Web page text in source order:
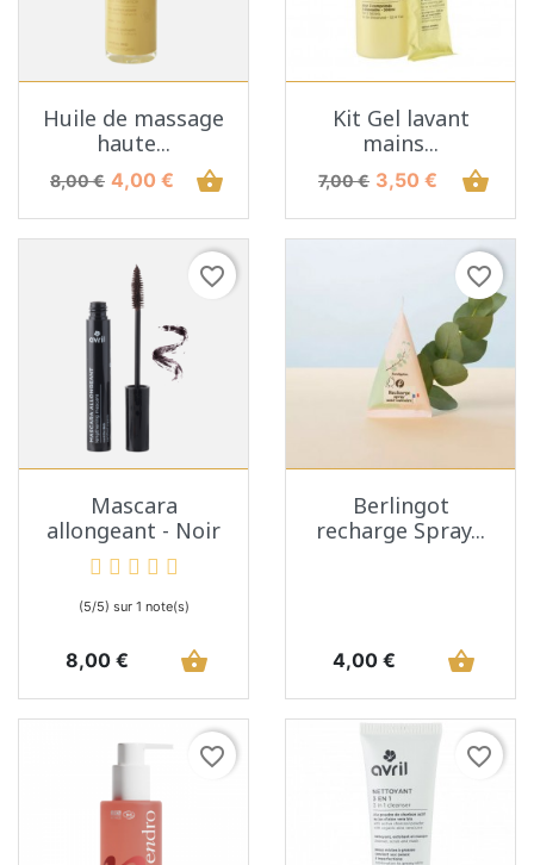
Huile de massage
haute...
Prix de base
8,00 € Prix
4,00 € shopping_basket
Kit Gel lavant
mains...
Prix de base
7,00 € Prix
3,50 € shopping_basket
favorite_border
Mascara
allongeant - Noir
(5/5) sur 1 note(s)
Prix
8,00 € shopping_basket
favorite_border
Berlingot
recharge Spray...
Prix
4,00 € shopping_basket
favorite_border favorite_border